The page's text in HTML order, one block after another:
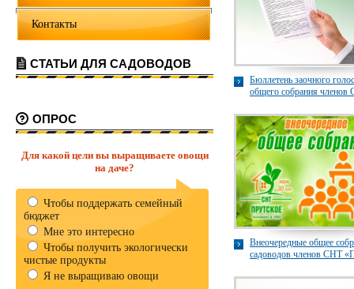
Контакты
СТАТЬИ ДЛЯ САДОВОДОВ
ОПРОС
Для какой цели вы выращиваете овощи
на даче?
Чтобы поддержать семейный
бюджет
Мне это интересно
Чтобы получить экологически
чистые продукты
Я не выращиваю овощи
Бюллетень заочного
общего собрания членов
Внеочередные общее
садоводов членов СНТ